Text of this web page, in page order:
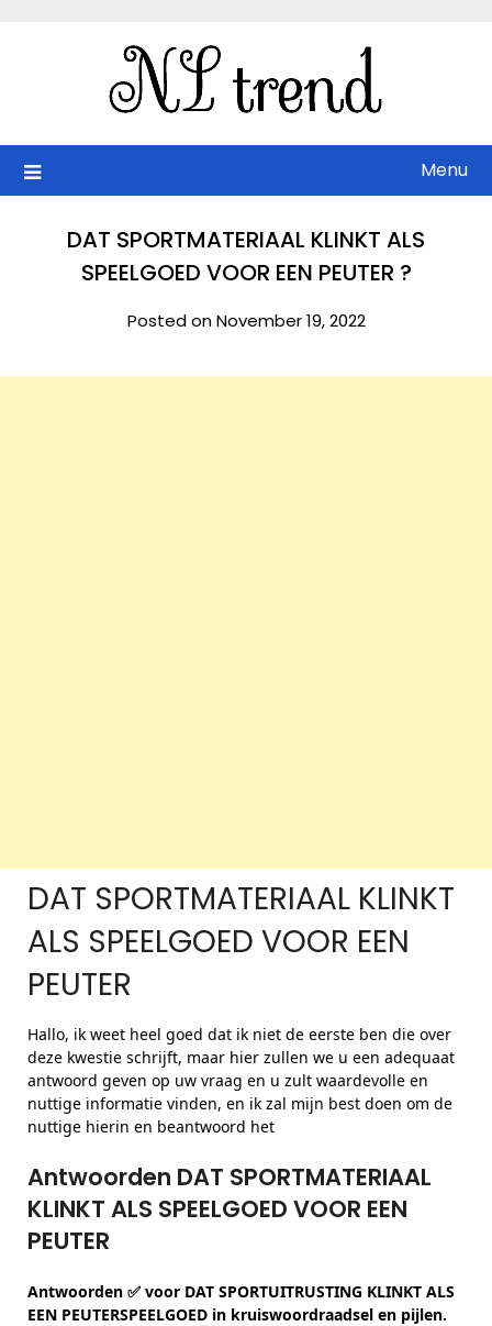
Menu
DAT SPORTMATERIAAL KLINKT ALS
SPEELGOED VOOR EEN PEUTER ?
Posted on November 19, 2022
DAT SPORTMATERIAAL KLINKT
ALS SPEELGOED VOOR EEN
PEUTER
Hallo, ik weet heel goed dat ik niet de eerste ben die over
deze kwestie schrijft, maar hier zullen we u een adequaat
antwoord geven op uw vraag en u zult waardevolle en
nuttige informatie vinden, en ik zal mijn best doen om de
nuttige hierin en beantwoord het
Antwoorden DAT SPORTMATERIAAL
KLINKT ALS SPEELGOED VOOR EEN
PEUTER
Antwoorden ✅ voor DAT SPORTUITRUSTING KLINKT ALS
EEN PEUTERSPEELGOED in kruiswoordraadsel en pijlen.